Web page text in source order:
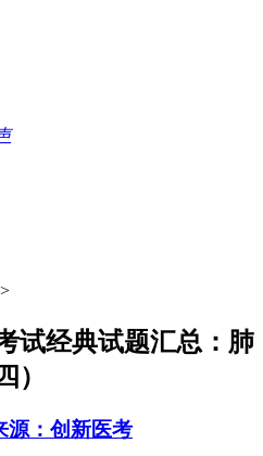
>
试经典试题汇总：肺
）
源：创新医考